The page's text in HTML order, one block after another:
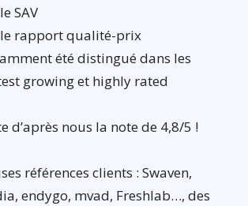
SAV
rapport qualité-prix
été distingué dans les
growing et highly rated
d’après nous la note de 4,8/5 !
références clients : Swaven,
endygo, mvad, Freshlab…, des